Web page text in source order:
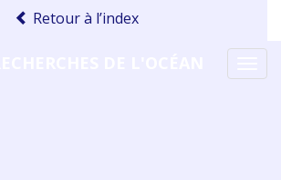
Retour à l’index